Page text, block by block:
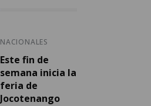
NACIONALES
Este fin de
semana inicia la
feria de
Jocotenango